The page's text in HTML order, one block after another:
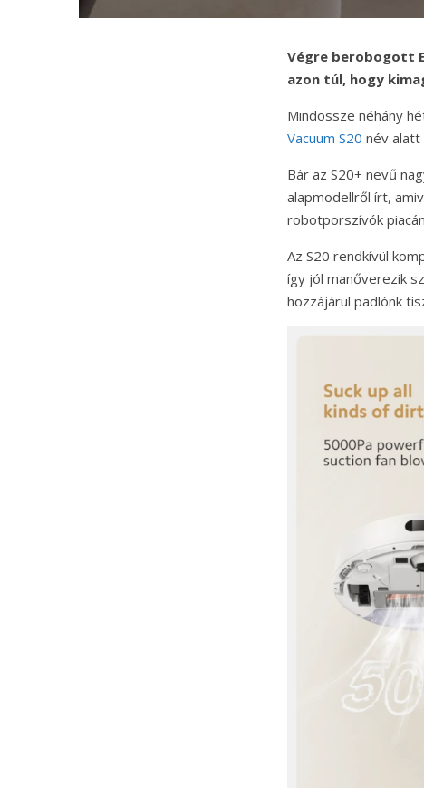
Végre berobogott
azon túl, hogy
Mindössze néhány
Vacuum S20 név alatt
Bár az S20+ nevű
alapmodellről írt,
robotporszívók
Az S20 rendkívül
így jól manőverezik
hozzájárul padlónk